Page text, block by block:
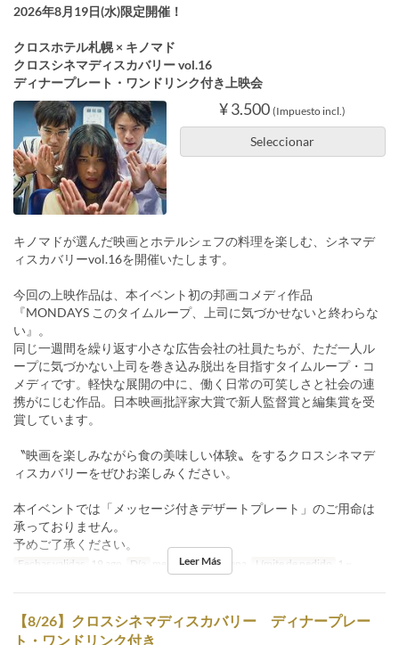
2026年8月19日(水)限定開催！
クロスホテル札幌 × キノマド
クロスシネマディスカバリー vol.16
ディナープレート・ワンドリンク付き上映会
¥ 3.500 (Impuesto incl.)
Seleccionar
キノマドが選んだ映画とホテルシェフの料理を楽しむ、シネマデ
ィスカバリーvol.16を開催いたします。
今回の上映作品は、本イベント初の邦画コメディ作品
『MONDAYS このタイムループ、上司に気づかせないと終わらな
い』。
同じ一週間を繰り返す小さな広告会社の社員たちが、ただ一人ル
ープに気づかない上司を巻き込み脱出を目指すタイムループ・コ
メディです。軽快な展開の中に、働く日常の可笑しさと社会の連
携がにじむ作品。日本映画批評家大賞で新人監督賞と編集賞を受
賞しています。
〝映画を楽しみながら食の美味しい体験〟をするクロスシネマデ
ィスカバリーをぜひお楽しみください。
本イベントでは「メッセージ付きデザートプレート」のご用命は
承っておりません。
予めご了承ください。
Fechas validas 19 ago Día Comidas Cena Límite de pedido 1 ~
Leer Más
【8/26】クロスシネマディスカバリー ディナープレー
ト・ワンドリンク付き